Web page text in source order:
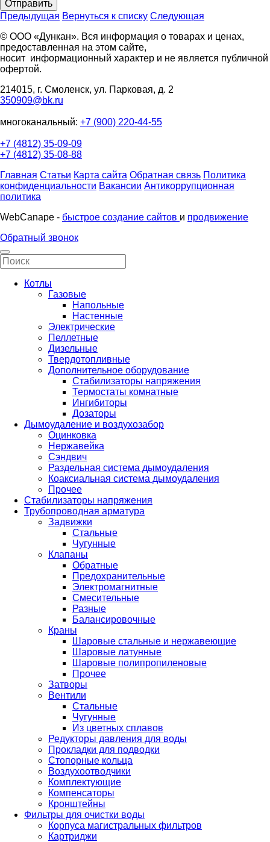
Отправить
Предыдущая Вернуться к списку Следующая
© ООО «Дункан». Вся информация о товарах и ценах,
предоставленная на этом сайте,
носит информационный характер и не является публичной
офертой.
214015, г. Смоленск, ул. Парковая, д. 2
350909@bk.ru
многоканальный: +7 (900) 220-44-55
+7 (4812) 35-09-09
+7 (4812) 35-08-88
Главная Статьи Карта сайта Обратная связь Политика
конфиденциальности Вакансии Антикоррупционная
политика
WebCanape - быстрое создание сайтов и продвижение
Обратный звонок
Котлы
Газовые
Напольные
Настенные
Электрические
Пеллетные
Дизельные
Твердотопливные
Дополнительное оборудование
Стабилизаторы напряжения
Термостаты комнатные
Ингибиторы
Дозаторы
Дымоудаление и воздухозабор
Оцинковка
Нержавейка
Сэндвич
Раздельная система дымоудаления
Коаксиальная система дымоудаления
Прочее
Стабилизаторы напряжения
Трубопроводная арматура
Задвижки
Стальные
Чугунные
Клапаны
Обратные
Предохранительные
Электромагнитные
Смесительные
Разные
Балансировочные
Краны
Шаровые стальные и нержавеющие
Шаровые латунные
Шаровые полипропиленовые
Прочее
Затворы
Вентили
Стальные
Чугунные
Из цветных сплавов
Редукторы давления для воды
Прокладки для подводки
Стопорные кольца
Воздухоотводчики
Комплектующие
Компенсаторы
Кронштейны
Фильтры для очистки воды
Корпуса магистральных фильтров
Картриджи